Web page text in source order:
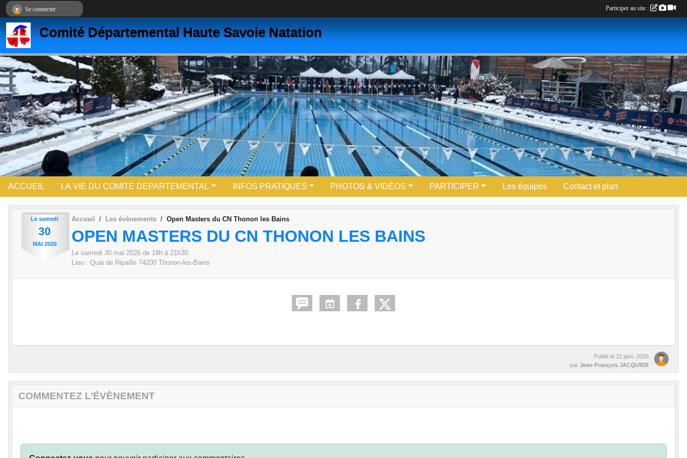
Comité Départemental Haute Savoie Natation
ACCUEIL LA VIE DU COMITE DEPARTEMENTAL INFOS PRATIQUES PHOTOS & VIDÉOS PARTICIPER Les équipes Contact et plan
Le samedi
30
MAI 2026
Accueil Les évènements Open Masters du CN Thonon les Bains
OPEN MASTERS DU CN THONON LES BAINS
Le samedi 30 mai 2026 de 18h à 21h30
Lieu : Quai de Ripaille 74200 Thonon-les-Bains
Publié le 22 janv. 2026
par Jean-François JACQUIER
COMMENTEZ L’ÉVÈNEMENT
Se connecter Participer au site :
Panneau de gestion des cookies